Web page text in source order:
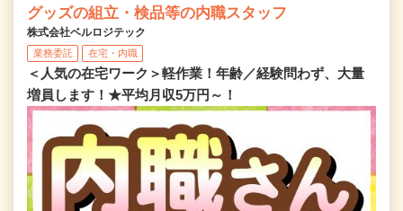
グッズの組立・検品等の内職スタッフ
株式会社ベルロジテック
業務委託 在宅・内職
＜人気の在宅ワーク＞軽作業！年齢／経験問わず、大量
増員します！★平均月収5万円～！